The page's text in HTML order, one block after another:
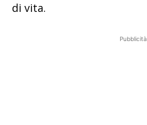
di vita.
Pubblicità